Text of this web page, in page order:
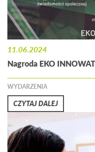
Nagroda EKO
11.06.2024
WYDARZENIA
CZYTAJ DALEJ